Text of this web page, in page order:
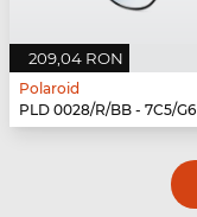
209,04 RON
Polaroid
PLD 0028/R/BB - 7C5/G6